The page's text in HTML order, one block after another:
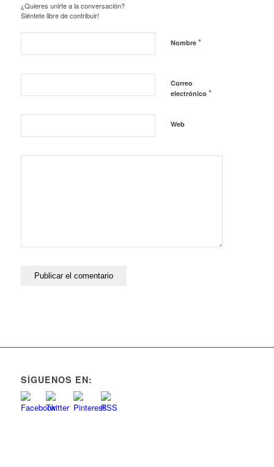
¿Quieres unirte a la conversación?
Siéntete libre de contribuir!
Nombre *
Correo
electrónico *
Web
SÍGUENOS EN: